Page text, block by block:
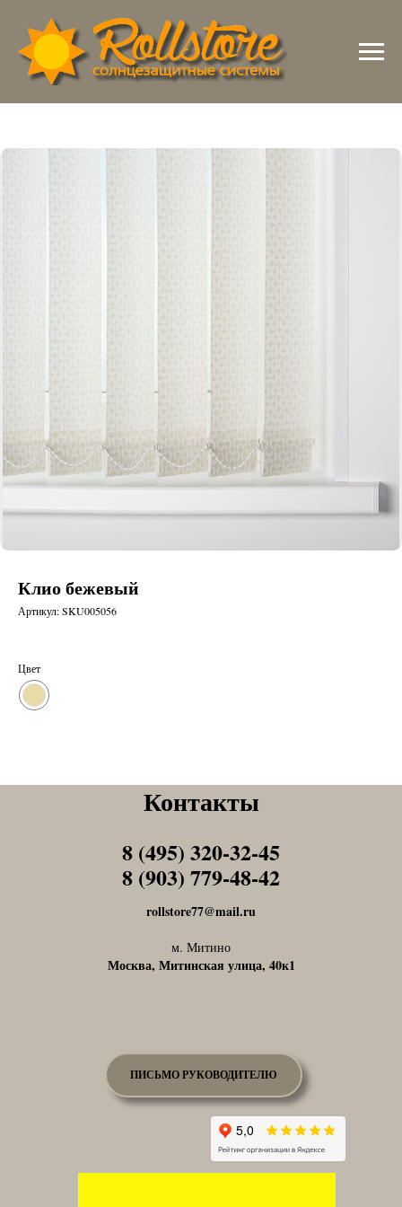
Клио бежевый
Артикул:SKU005056
Цвет
Контакты
rollstore77@mail.ru
м. Митино
Москва, Митинская улица, 40к1
8 (495) 320-32-45
8 (903) 779-48-42
Tel1
Tel1
ПИСЬМО РУКОВОДИТЕЛЮ